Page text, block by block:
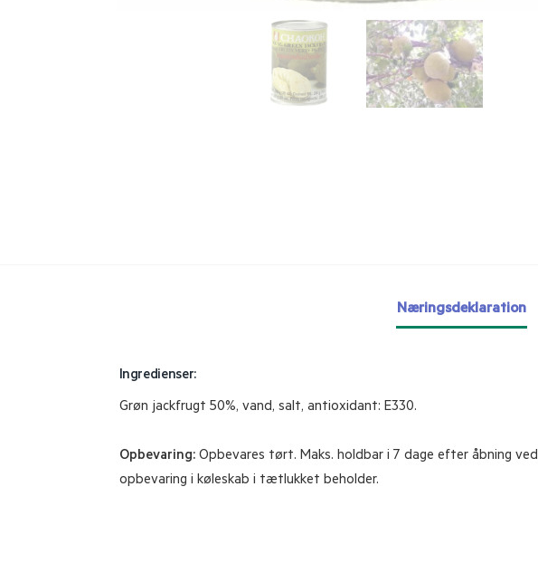
Næringsdeklaration
Ingredienser:
Grøn jackfrugt 50%, vand, salt, antioxidant: E330.
Opbevaring:Opbevares tørt. Maks. holdbar i 7 dage efter åbning ved
opbevaring i køleskab i tætlukket beholder.